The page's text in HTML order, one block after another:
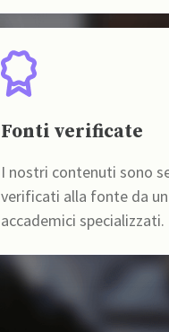
Fonti verificate
I nostri contenuti sono
verificati alla fonte da
accademici specializzati.